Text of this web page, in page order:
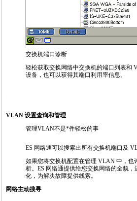
交换机端口诊断
轻松获取交换网络中交换机的端口列表和
设备，也可以获得其端口利用率信息。
VLAN 设置查询和管理
管理VLAN不是*件轻松的事
ES 网络通可以搜索出所有交换机端口及
如果您将交换机配置在管理 VLAN 中，也
析。ES 网络通提供给您交换网络的全貌
化，为解决故障提供线索。
网络主动搜寻